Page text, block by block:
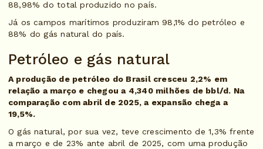
88,98% do total produzido no país.
Já os campos marítimos produziram 98,1% do petróleo e
88% do gás natural do país.
Petróleo e gás natural
A produção de petróleo do Brasil cresceu 2,2% em
relação a março e chegou a 4,340 milhões de bbl/d. Na
comparação com abril de 2025, a expansão chega a
19,5%.
O gás natural, por sua vez, teve crescimento de 1,3% frente
a março e de 23% ante abril de 2025, com uma produção